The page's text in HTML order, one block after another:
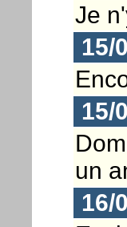
Je
15/
15/
un
16/